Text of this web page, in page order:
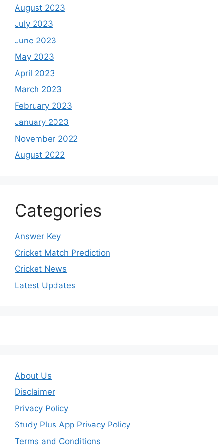
August 2023
July 2023
June 2023
May 2023
April 2023
March 2023
February 2023
January 2023
November 2022
August 2022
Categories
Answer Key
Cricket Match Prediction
Cricket News
Latest Updates
About Us
Disclaimer
Privacy Policy
Study Plus App Privacy Policy
Terms and Conditions